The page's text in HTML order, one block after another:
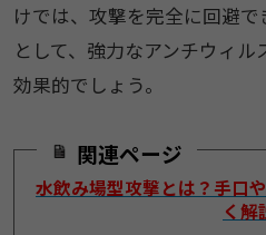
けでは、攻撃を完全に回避
として、強力なアンチウィ
効果的でしょう。
関連ページ
水飲み場型攻撃とは？手口
く解